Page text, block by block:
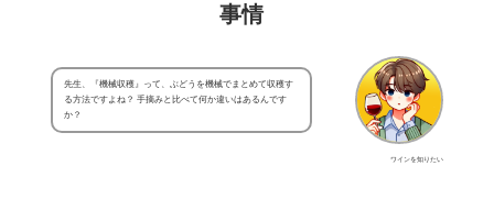
事情
ワインを知りたい
先生、『機械収穫』って、ぶどうを機械でまとめて収穫す
る方法ですよね？ 手摘みと比べて何か違いはあるんです
か？